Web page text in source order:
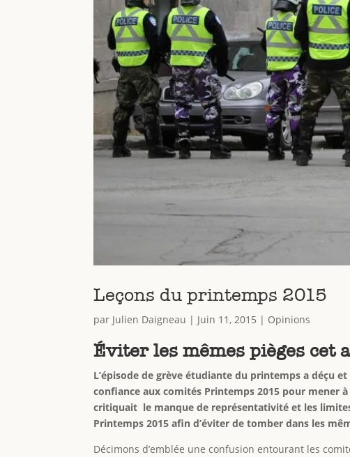
Leçons du printemps 2015
par Julien Daigneau | Juin 11, 2015 | Opinions
Éviter les mêmes pièges cet
L’épisode de grève étudiante du printemps a déçu
confiance aux comités Printemps 2015 pour mener
critiquait le manque de représentativité et les
Printemps 2015 afin d’éviter de tomber dans les
Décimons d’emblée une confusion entourant les